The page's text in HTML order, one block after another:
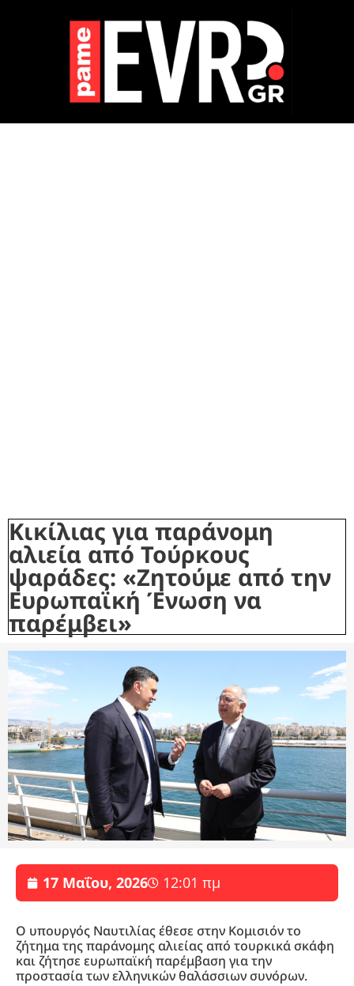
Κικίλιας για παράνομη
αλιεία από Τούρκους
ψαράδες: «Ζητούμε από την
Ευρωπαϊκή Ένωση να
παρέμβει»
17 Μαΐου, 2026 12:01 πμ
Ο υπουργός Ναυτιλίας έθεσε στην Κομισιόν το
ζήτημα της παράνομης αλιείας από τουρκικά σκάφη
και ζήτησε ευρωπαϊκή παρέμβαση για την
προστασία των ελληνικών θαλάσσιων συνόρων.